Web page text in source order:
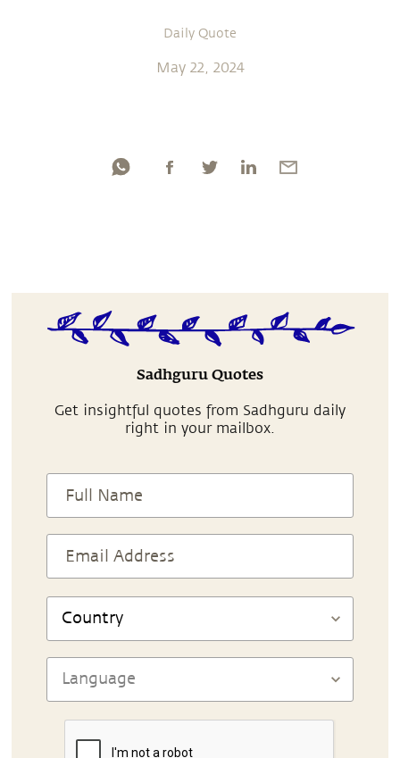
Daily Quote
May 22, 2024
Sadhguru Quotes
Get insightful quotes from Sadhguru daily
right in your mailbox.